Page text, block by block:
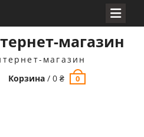
магазин
магазин
Корзина /0₴ 0